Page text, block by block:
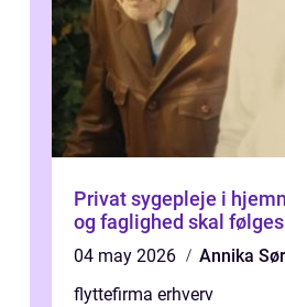
Privat sygepleje i hjemmet når
og faglighed skal følges
04 may 2026
Annika
flyttefirma erhverv